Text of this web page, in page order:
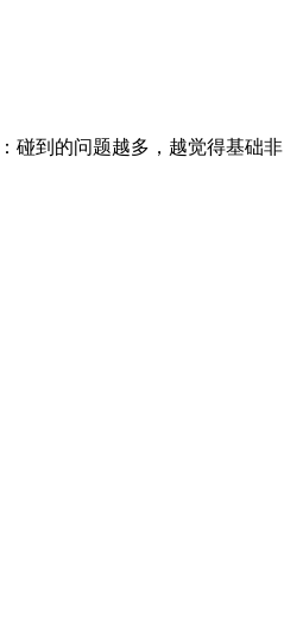
碰到的问题越多，越觉得基础非